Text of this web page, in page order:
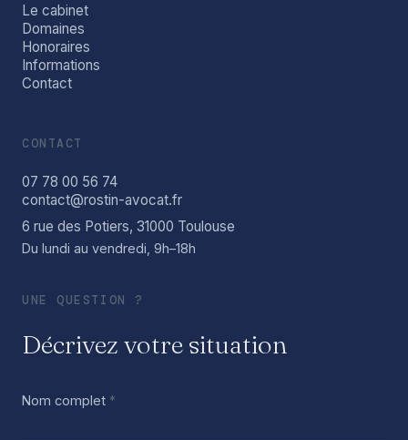
Le cabinet
Domaines
Honoraires
Informations
Contact
CONTACT
07 78 00 56 74
contact@rostin-avocat.fr
6 rue des Potiers, 31000 Toulouse
Du lundi au vendredi, 9h–18h
UNE QUESTION ?
Décrivez votre situation
Nom complet *